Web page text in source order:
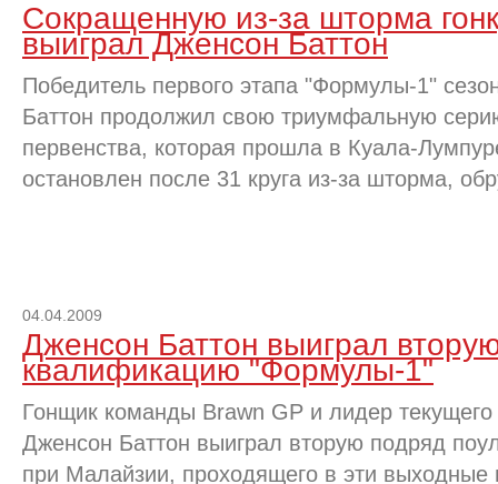
Сокращенную из-за шторма
выиграл Дженсон Баттон
Победитель первого этапа "Формулы-1"
Баттон продолжил свою триумфальную
первенства, которая прошла в Куала-
остановлен после 31 круга из-за шторма,
04.04.2009
Дженсон Баттон выиграл
квалификацию "Формулы-1"
Гонщик команды Brawn GP и лидер
Дженсон Баттон выиграл вторую подряд
при Малайзии, проходящего в эти выходные